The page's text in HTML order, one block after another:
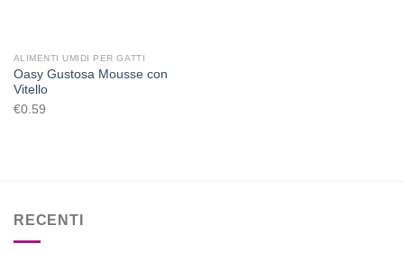
ALIMENTI UMIDI PER GATTI
Oasy Gustosa Mousse con
Vitello
€0.59
RECENTI